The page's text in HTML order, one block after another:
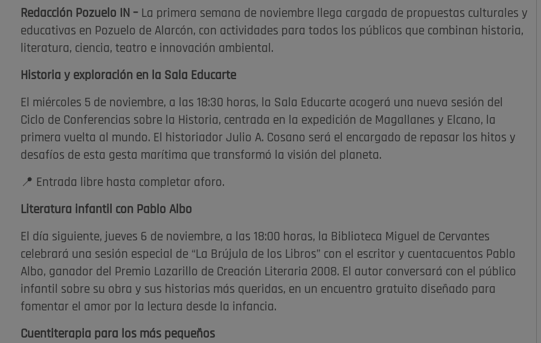
Redacción Pozuelo IN – La primera semana de noviembre llega cargada de propuestas culturales y
educativas en Pozuelo de Alarcón, con actividades para todos los públicos que combinan historia,
literatura, ciencia, teatro e innovación ambiental.
Historia y exploración en la Sala Educarte
El miércoles 5 de noviembre, a las 18:30 horas, la Sala Educarte acogerá una nueva sesión del
Ciclo de Conferencias sobre la Historia, centrada en la expedición de Magallanes y Elcano, la
primera vuelta al mundo. El historiador Julio A. Cosano será el encargado de repasar los hitos y
desafíos de esta gesta marítima que transformó la visión del planeta.
📍 Entrada libre hasta completar aforo.
Literatura infantil con Pablo Albo
El día siguiente, jueves 6 de noviembre, a las 18:00 horas, la Biblioteca Miguel de Cervantes
celebrará una sesión especial de “La Brújula de los Libros” con el escritor y cuentacuentos Pablo
Albo, ganador del Premio Lazarillo de Creación Literaria 2008. El autor conversará con el público
infantil sobre su obra y sus historias más queridas, en un encuentro gratuito diseñado para
fomentar el amor por la lectura desde la infancia.
Cuentiterapia para los más pequeños